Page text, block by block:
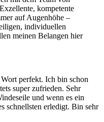
kompetente
auf Augenhöhe –
individuellen
meinen Belangen hier
perfekt. Ich bin schon
super zufrieden. Sehr
und wenn es ein
schnellsten erledigt. Bin sehr